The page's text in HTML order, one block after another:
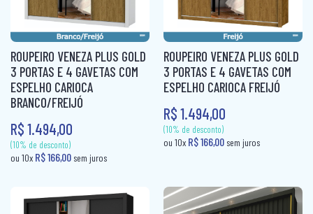
(10% de desconto)
ou 10xR$ 167,80sem juros
(10% de desconto)
ou 10xR$ 166,00
ROUPEIRO VENEZA PLUS GOLD
3 PORTAS E 4 GAVETAS COM
ESPELHO CARIOCA
BRANCO/FREIJÓ
R$ 1.494,00
ROUPEIRO VENEZA PLUS GOLD
3 PORTAS E 4 GAVETAS COM
ESPELHO CARIOCA FREIJÓ
R$ 1.494,00